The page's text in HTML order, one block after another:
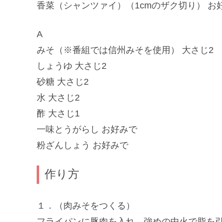
香菜（シャンツァイ）（1cmのザク切り） お
A
みそ（※番組では信州みそを使用） 大さじ2
しょうゆ 大さじ2
砂糖 大さじ2
水 大さじ2
酢 大さじ1
一味とうがらし お好みで
粉ざんしょう お好みで
作り方
１．（肉みそをつくる）